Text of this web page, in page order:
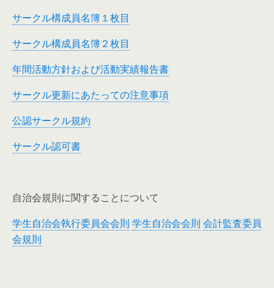
サークル構成員名簿１枚目
サークル構成員名簿２枚目
年間活動方針および活動実績報告書
サークル更新にあたっての注意事項
公認サークル規約
サークル認可書
自治会規則に関することについて
学生自治会執行委員会会則 学生自治会会則 会計監査委員
会規則